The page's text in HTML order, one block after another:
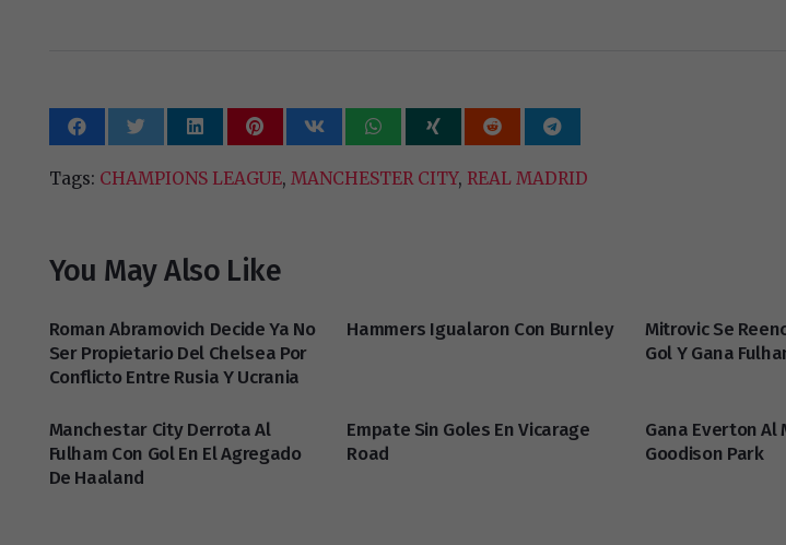
Tags: CHAMPIONS LEAGUE, MANCHESTER CITY, REAL MADRID
You May Also Like
Roman Abramovich Decide Ya No
Ser Propietario Del Chelsea Por
Conflicto Entre Rusia Y Ucrania
Hammers Igualaron Con Burnley
Mitrovic Se
Gol Y Gana
Manchestar City Derrota Al
Fulham Con Gol En El Agregado
De Haaland
Empate Sin Goles En Vicarage
Road
Gana Everton Al
Goodison Park